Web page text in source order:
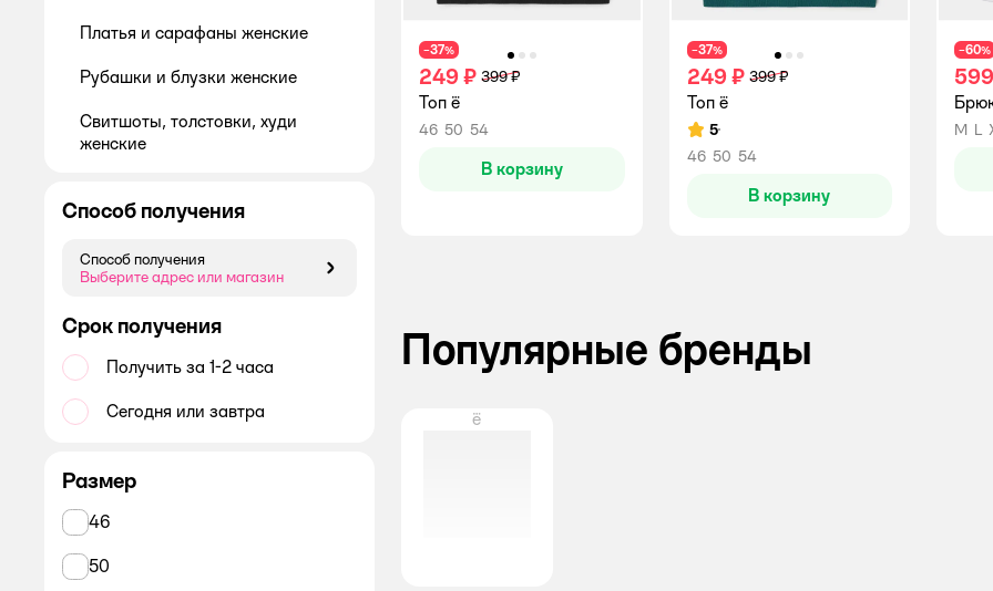
−37%
249 ₽ 399 ₽
Топ ё
46 50 54
В корзину
−37%
249 ₽ 399 ₽
Топ ё
Рейтинг:
5
46 50 54
В корзину
−60%
M L
Популярные бренды
ё
Платья и сарафаны женские
Рубашки и блузки женские
Свитшоты, толстовки, худи
женские
Майки и топы женские
Юбки и шорты женские
Колготки женские
Носки женские
Способ получения
Способ получения
Выберите адрес или магазин
Способ получения
Срок получения
Получить за 1-2 часа
Сегодня или завтра
Размер
46
50